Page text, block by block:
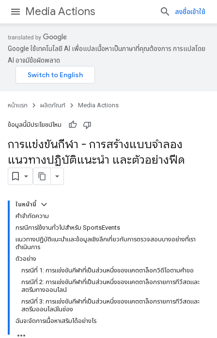
Media Actions ลงชื่อเข้าใช้
Google ใช้เทคโนโลยี AI เพื่อแปลเนื้อหาเป็นภาษาที่คุณต้องการ การแปลโดย
AI อาจมีข้อผิดพลาด
หน้าแรก ผลิตภัณฑ์ Media Actions
ข้อมูลนี้มีประโยชน์ไหม
การแข่งขันกีฬา - การสร้างแบบจำลอง
แนวทางปฏิบัติแนะนำ และตัวอย่างฟีด
ในหน้านี้
คำจำกัดความ
กรณีการใช้งานทั่วไปสำหรับ SportsEvents
แนวทางปฏิบัติแนะนำและข้อมูลเชิงลึกเกี่ยวกับการตรวจสอบบางอย่างที่เรา
ดำเนินการ
ตัวอย่าง
กรณีที่ 1: การแข่งขันกีฬาที่เป็นส่วนหนึ่งของแคตตาล็อกวิดีโอตามคำขอ
กรณีที่ 2: การแข่งขันกีฬาที่เป็นส่วนหนึ่งของแคตตาล็อกรายการทีวีสดและ
สตรีมทางออนไลน์
กรณีที่ 3: การแข่งขันกีฬาที่เป็นส่วนหนึ่งของแคตตาล็อกรายการทีวีสดและ
สตรีมออนไลน์ในช่อง
ฉันจะจัดการเนื้อหาเสริมได้อย่างไร